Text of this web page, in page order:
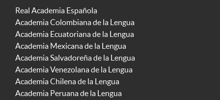
Real Academia Española
Academia Colombiana de la Lengua
Academia Ecuatoriana de la Lengua
Academia Mexicana de la Lengua
Academia Salvadoreña de la Lengua
Academia Venezolana de la Lengua
Academia Chilena de la Lengua
Academia Peruana de la Lengua